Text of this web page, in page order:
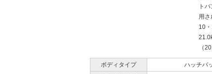
ト
用
10
（
ボディタイプ ハッチバ